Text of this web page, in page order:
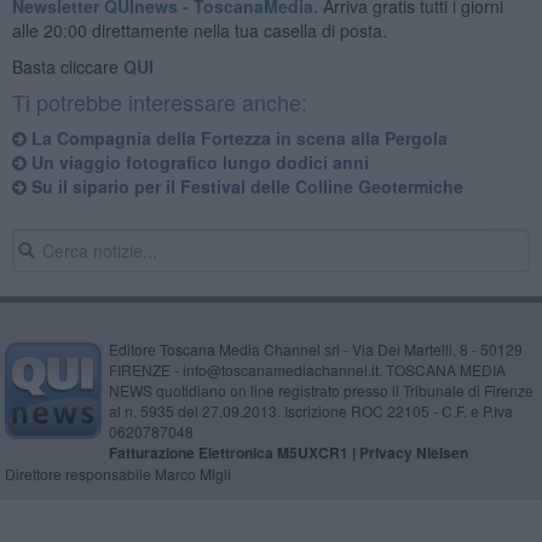
Newsletter QUInews - ToscanaMedia. Arriva gratis tutti i giorni
alle 20:00 direttamente nella tua casella di posta.
Basta cliccare QUI
Ti potrebbe interessare anche:
La Compagnia della Fortezza in scena alla Pergola
Un viaggio fotografico lungo dodici anni
Su il sipario per il Festival delle Colline Geotermiche
Editore Toscana Media Channel srl - Via Dei Martelli, 8 - 50129
FIRENZE - info@toscanamediachannel.it. TOSCANA MEDIA
NEWS quotidiano on line registrato presso il Tribunale di Firenze
al n. 5935 del 27.09.2013. Iscrizione ROC 22105 - C.F. e P.Iva
0620787048
Fatturazione Elettronica M5UXCR1 | Privacy Nielsen
Direttore responsabile Marco Migli